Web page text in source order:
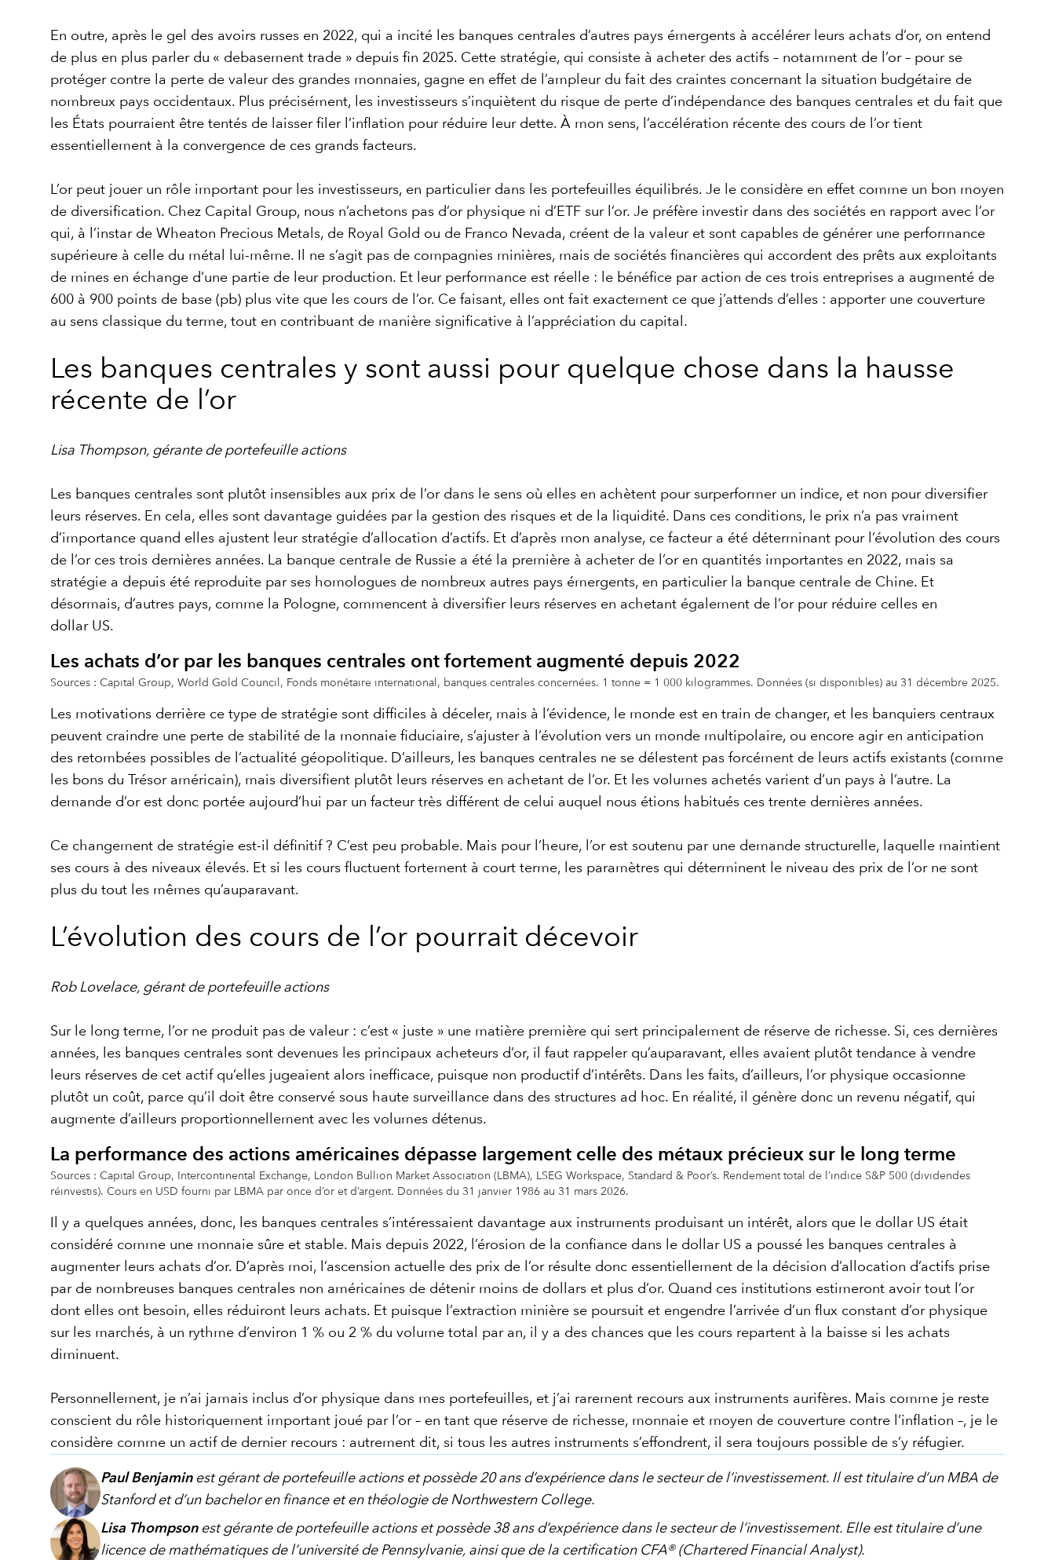
En outre, après le gel des avoirs russes en 2022, qui a incité les banques centrales d’autres pays émergents à accélérer leurs achats d’or, on entend
de plus en plus parler du « debasement trade » depuis fin 2025. Cette stratégie, qui consiste à acheter des actifs – notamment de l’or – pour se
protéger contre la perte de valeur des grandes monnaies, gagne en effet de l’ampleur du fait des craintes concernant la situation budgétaire de
nombreux pays occidentaux. Plus précisément, les investisseurs s’inquiètent du risque de perte d’indépendance des banques centrales et du fait que
les États pourraient être tentés de laisser filer l’inflation pour réduire leur dette. À mon sens, l’accélération récente des cours de l’or tient
essentiellement à la convergence de ces grands facteurs.
L’or peut jouer un rôle important pour les investisseurs, en particulier dans les portefeuilles équilibrés. Je le considère en effet comme un bon moyen
de diversification. Chez Capital Group, nous n’achetons pas d’or physique ni d’ETF sur l’or. Je préfère investir dans des sociétés en rapport avec l’or
qui, à l’instar de Wheaton Precious Metals, de Royal Gold ou de Franco Nevada, créent de la valeur et sont capables de générer une performance
supérieure à celle du métal lui-même. Il ne s’agit pas de compagnies minières, mais de sociétés financières qui accordent des prêts aux exploitants
de mines en échange d’une partie de leur production. Et leur performance est réelle : le bénéfice par action de ces trois entreprises a augmenté de
600 à 900 points de base (pb) plus vite que les cours de l’or. Ce faisant, elles ont fait exactement ce que j’attends d’elles : apporter une couverture
au sens classique du terme, tout en contribuant de manière significative à l’appréciation du capital.
Les banques centrales y sont aussi pour quelque chose dans la hausse
récente de l’or
Lisa Thompson, gérante de portefeuille actions
Les banques centrales sont plutôt insensibles aux prix de l’or dans le sens où elles en achètent pour surperformer un indice, et non pour diversifier
leurs réserves. En cela, elles sont davantage guidées par la gestion des risques et de la liquidité. Dans ces conditions, le prix n’a pas vraiment
d’importance quand elles ajustent leur stratégie d’allocation d’actifs. Et d’après mon analyse, ce facteur a été déterminant pour l’évolution des cours
de l’or ces trois dernières années. La banque centrale de Russie a été la première à acheter de l’or en quantités importantes en 2022, mais sa
stratégie a depuis été reproduite par ses homologues de nombreux autres pays émergents, en particulier la banque centrale de Chine. Et
désormais, d’autres pays, comme la Pologne, commencent à diversifier leurs réserves en achetant également de l’or pour réduire celles en
dollar US.
Les achats d’or par les banques centrales ont fortement augmenté depuis 2022
Sources : Capital Group, World Gold Council, Fonds monétaire international, banques centrales concernées. 1 tonne = 1 000 kilogrammes. Données (si disponibles) au 31 décembre 2025.
Les motivations derrière ce type de stratégie sont difficiles à déceler, mais à l’évidence, le monde est en train de changer, et les banquiers centraux
peuvent craindre une perte de stabilité de la monnaie fiduciaire, s’ajuster à l’évolution vers un monde multipolaire, ou encore agir en anticipation
des retombées possibles de l’actualité géopolitique. D’ailleurs, les banques centrales ne se délestent pas forcément de leurs actifs existants (comme
les bons du Trésor américain), mais diversifient plutôt leurs réserves en achetant de l’or. Et les volumes achetés varient d’un pays à l’autre. La
demande d’or est donc portée aujourd’hui par un facteur très différent de celui auquel nous étions habitués ces trente dernières années.
Ce changement de stratégie est-il définitif ? C’est peu probable. Mais pour l’heure, l’or est soutenu par une demande structurelle, laquelle maintient
ses cours à des niveaux élevés. Et si les cours fluctuent fortement à court terme, les paramètres qui déterminent le niveau des prix de l’or ne sont
plus du tout les mêmes qu’auparavant.
L’évolution des cours de l’or pourrait décevoir
Rob Lovelace, gérant de portefeuille actions
Sur le long terme, l’or ne produit pas de valeur : c’est « juste » une matière première qui sert principalement de réserve de richesse. Si, ces dernières
années, les banques centrales sont devenues les principaux acheteurs d’or, il faut rappeler qu’auparavant, elles avaient plutôt tendance à vendre
leurs réserves de cet actif qu’elles jugeaient alors inefficace, puisque non productif d’intérêts. Dans les faits, d’ailleurs, l’or physique occasionne
plutôt un coût, parce qu’il doit être conservé sous haute surveillance dans des structures ad hoc. En réalité, il génère donc un revenu négatif, qui
augmente d’ailleurs proportionnellement avec les volumes détenus.
La performance des actions américaines dépasse largement celle des métaux précieux sur le long terme
Sources : Capital Group, Intercontinental Exchange, London Bullion Market Association (LBMA), LSEG Workspace, Standard & Poor’s. Rendement total de l’indice S&P 500 (dividendes
réinvestis). Cours en USD fourni par LBMA par once d’or et d’argent. Données du 31 janvier 1986 au 31 mars 2026.
Il y a quelques années, donc, les banques centrales s’intéressaient davantage aux instruments produisant un intérêt, alors que le dollar US était
considéré comme une monnaie sûre et stable. Mais depuis 2022, l’érosion de la confiance dans le dollar US a poussé les banques centrales à
augmenter leurs achats d’or. D’après moi, l’ascension actuelle des prix de l’or résulte donc essentiellement de la décision d’allocation d’actifs prise
par de nombreuses banques centrales non américaines de détenir moins de dollars et plus d’or. Quand ces institutions estimeront avoir tout l’or
dont elles ont besoin, elles réduiront leurs achats. Et puisque l’extraction minière se poursuit et engendre l’arrivée d’un flux constant d’or physique
sur les marchés, à un rythme d’environ 1 % ou 2 % du volume total par an, il y a des chances que les cours repartent à la baisse si les achats
diminuent.
Personnellement, je n’ai jamais inclus d’or physique dans mes portefeuilles, et j’ai rarement recours aux instruments aurifères. Mais comme je reste
conscient du rôle historiquement important joué par l’or – en tant que réserve de richesse, monnaie et moyen de couverture contre l’inflation –, je le
considère comme un actif de dernier recours : autrement dit, si tous les autres instruments s’effondrent, il sera toujours possible de s’y réfugier.
Paul Benjaminest gérant de portefeuille actions et possède 20 ans d’expérience dans le secteur de l’investissement. Il est titulaire d’un MBA de
Stanford et d’un bachelor en finance et en théologie de Northwestern College.
Lisa Thompsonest gérante de portefeuille actions et possède 38 ans d’expérience dans le secteur de l’investissement. Elle est titulaire d’une
licence de mathématiques de l’université de Pennsylvanie, ainsi que de la certification CFA® (Chartered Financial Analyst).